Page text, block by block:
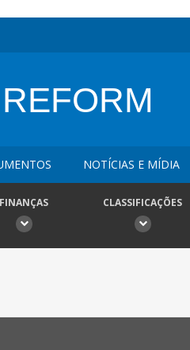
NOTÍCIAS E MÍDIA
FINANÇAS CLASSIFICAÇÕES